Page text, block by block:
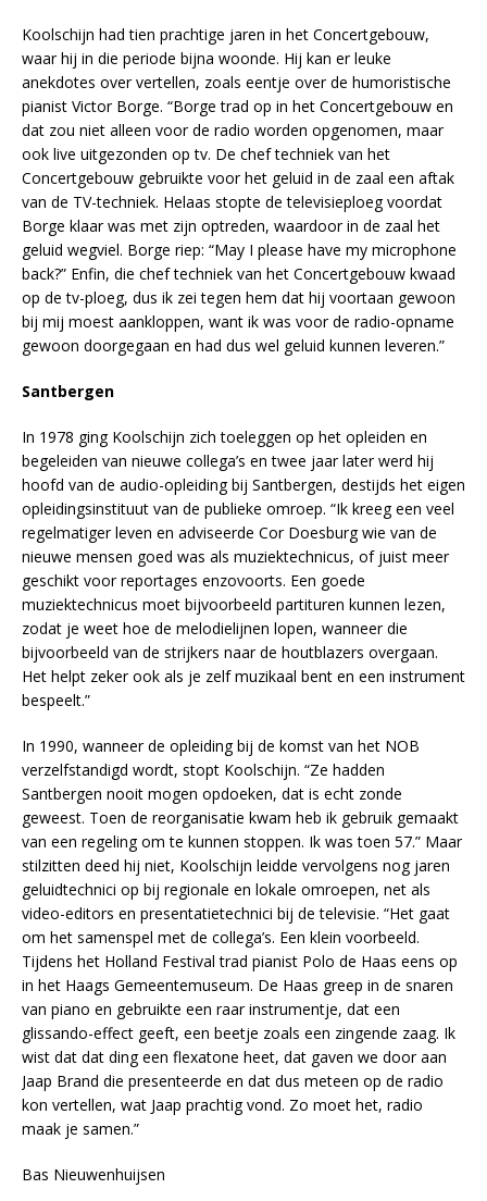
Koolschijn had tien prachtige jaren in het Concertgebouw,
waar hij in die periode bijna woonde. Hij kan er leuke
anekdotes over vertellen, zoals eentje over de humoristische
pianist Victor Borge. “Borge trad op in het Concertgebouw en
dat zou niet alleen voor de radio worden opgenomen, maar
ook live uitgezonden op tv. De chef techniek van het
Concertgebouw gebruikte voor het geluid in de zaal een aftak
van de TV-techniek. Helaas stopte de televisieploeg voordat
Borge klaar was met zijn optreden, waardoor in de zaal het
geluid wegviel. Borge riep: “May I please have my microphone
back?” Enfin, die chef techniek van het Concertgebouw kwaad
op de tv-ploeg, dus ik zei tegen hem dat hij voortaan gewoon
bij mij moest aankloppen, want ik was voor de radio-opname
gewoon doorgegaan en had dus wel geluid kunnen leveren.”
Santbergen
In 1978 ging Koolschijn zich toeleggen op het opleiden en
begeleiden van nieuwe collega’s en twee jaar later werd hij
hoofd van de audio-opleiding bij Santbergen, destijds het eigen
opleidingsinstituut van de publieke omroep. “Ik kreeg een veel
regelmatiger leven en adviseerde Cor Doesburg wie van de
nieuwe mensen goed was als muziektechnicus, of juist meer
geschikt voor reportages enzovoorts. Een goede
muziektechnicus moet bijvoorbeeld partituren kunnen lezen,
zodat je weet hoe de melodielijnen lopen, wanneer die
bijvoorbeeld van de strijkers naar de houtblazers overgaan.
Het helpt zeker ook als je zelf muzikaal bent en een instrument
bespeelt.”
In 1990, wanneer de opleiding bij de komst van het NOB
verzelfstandigd wordt, stopt Koolschijn. “Ze hadden
Santbergen nooit mogen opdoeken, dat is echt zonde
geweest. Toen de reorganisatie kwam heb ik gebruik gemaakt
van een regeling om te kunnen stoppen. Ik was toen 57.” Maar
stilzitten deed hij niet, Koolschijn leidde vervolgens nog jaren
geluidtechnici op bij regionale en lokale omroepen, net als
video-editors en presentatietechnici bij de televisie. “Het gaat
om het samenspel met de collega’s. Een klein voorbeeld.
Tijdens het Holland Festival trad pianist Polo de Haas eens op
in het Haags Gemeentemuseum. De Haas greep in de snaren
van piano en gebruikte een raar instrumentje, dat een
glissando-effect geeft, een beetje zoals een zingende zaag. Ik
wist dat dat ding een flexatone heet, dat gaven we door aan
Jaap Brand die presenteerde en dat dus meteen op de radio
kon vertellen, wat Jaap prachtig vond. Zo moet het, radio
maak je samen.”
Bas Nieuwenhuijsen